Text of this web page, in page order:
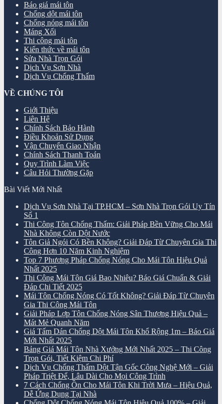
Báo giá mái tôn
Chống dột mái tôn
Chống nóng mái tôn
Máng Xối
Thi công mái tôn
Kiến thức về mái tôn
Sửa Nhà Trọn Gói
Dịch Vụ Sơn Nhà
Dịch Vụ Chống Thấm
VỀ CHÚNG TÔI
Giới Thiệu
Liên Hệ
Chính Sách Bảo Hành
Điều Khoản Sử Dụng
Vận Chuyển Giao Nhận
Chính Sách Thanh Toán
Quy Trình Làm Việc
Câu Hỏi Thường Gặp
Bài Viết Mới Nhất
Dịch Vụ Sơn Nhà Tại TP.HCM – Sơn Nhà Trọn Gói Uy Tín
Số 1
Thi Công Tôn Chống Thấm: Giải Pháp Bền Vững Cho Mái
Nhà Không Còn Dột Nước
Tôn Giả Ngói Có Bền Không? Giải Đáp Từ Chuyên Gia Thi
Công Hơn 10 Năm Kinh Nghiệm
Top 7 Phương Pháp Chống Nóng Cho Mái Tôn Hiệu Quả
Nhất 2025
Thi Công Mái Tôn Giá Bao Nhiêu? Báo Giá Chuẩn & Giải
Đáp Chi Tiết 2025
Mái Tôn Chống Nóng Có Tốt Không? Giải Đáp Từ Chuyên
Gia Thi Công Mái Tôn
Giải Pháp Lợp Tôn Chống Nóng Sân Thượng Hiệu Quả –
Mát Mẻ Quanh Năm
Giá Tấm Dán Chống Dột Mái Tôn Khổ Rộng 1m – Báo Giá
Mới Nhất 2025
Bảng Giá Mái Tôn Nhà Xưởng Mới Nhất 2025 – Thi Công
Trọn Gói, Tiết Kiệm Chi Phí
Dịch Vụ Chống Thấm Dột Tận Gốc Công Nghệ Mới – Giải
Pháp Triệt Để, Lâu Dài Cho Mọi Công Trình
7 Cách Chống Ồn Cho Mái Tôn Khi Trời Mưa – Hiệu Quả,
Dễ Ứng Dụng Tại Nhà